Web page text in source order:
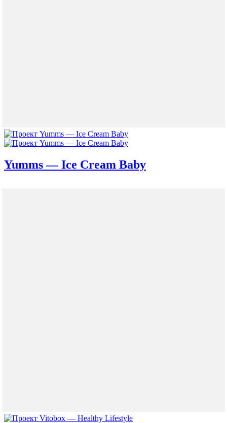
Yumms — Ice Cream Baby